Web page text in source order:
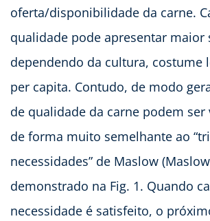
oferta/disponibilidade da carne.
qualidade pode apresentar maior
dependendo da cultura, costume
per capita. Contudo, de modo
de qualidade da carne podem ser
de forma muito semelhante ao
necessidades” de Maslow
demonstrado na Fig. 1. Quando
necessidade é satisfeito, o